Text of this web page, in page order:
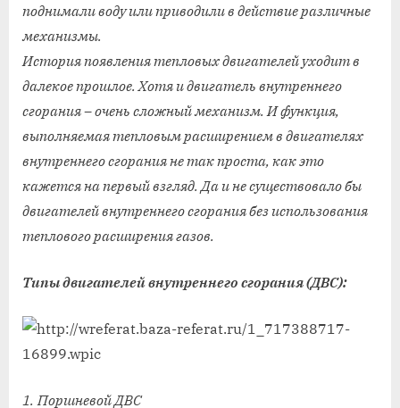
поднимали воду или приводили в действие различные
механизмы.
История появления тепловых двигателей уходит в
далекое прошлое. Хотя и двигатель внутреннего
сгорания – очень сложный механизм. И функция,
выполняемая тепловым расширением в двигателях
внутреннего сгорания не так проста, как это
кажется на первый взгляд. Да и не существовало бы
двигателей внутреннего сгорания без использования
теплового расширения газов.
Типы двигателей внутреннего сгорания (ДВС):
1. Поршневой ДВС